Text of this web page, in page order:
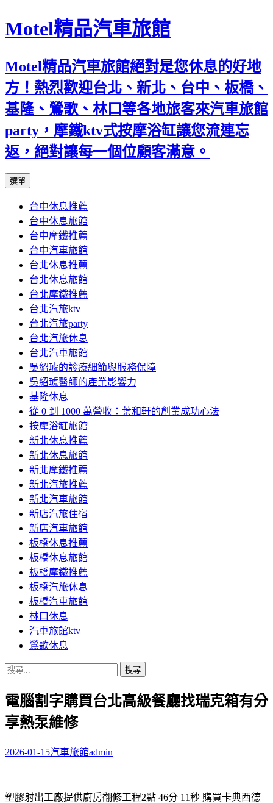
Motel精品汽車旅館
Motel精品汽車旅館絕對是您休息的好地
方！熱烈歡迎台北、新北、台中、板橋、
基隆、鶯歌、林口等各地旅客來汽車旅館
party，摩鐵ktv式按摩浴缸讓您流連忘
返，絕對讓每一個位顧客滿意。
選單
內
容
台中休息推薦
台中休息旅館
台中摩鐵推薦
台中汽車旅館
台北休息推薦
台北休息旅館
台北摩鐵推薦
台北汽旅ktv
台北汽旅party
台北汽旅休息
台北汽車旅館
吳紹琥的診療細節與服務保障
吳紹琥醫師的產業影響力
基隆休息
從 0 到 1000 萬營收：葉和軒的創業成功心法
按摩浴缸旅館
新北休息推薦
新北休息旅館
新北摩鐵推薦
新北汽旅推薦
新北汽車旅館
新店汽旅住宿
新店汽車旅館
板橋休息推薦
板橋休息旅館
板橋摩鐵推薦
板橋汽旅休息
板橋汽車旅館
林口休息
汽車旅館ktv
鶯歌休息
搜
關
鍵
字:
電腦割字購買台北高級餐廳找瑞克箱有分
享熱泵維修
2026-01-15汽車旅館admin
塑膠射出工廠提供廚房翻修工程2點 46分 11秒 購買卡典西德